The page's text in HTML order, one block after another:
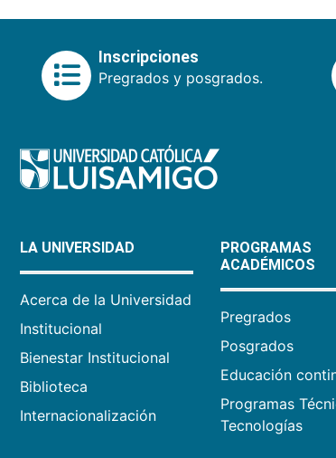
Inscripciones
Pregrados y posgrados.
LA UNIVERSIDAD
Acerca de la Universidad
Institucional
Bienestar Institucional
Biblioteca
Internacionalización
PROGRAMAS
ACADÉMICOS
Pregrados
Posgrados
Educación
Programas
Tecnologías